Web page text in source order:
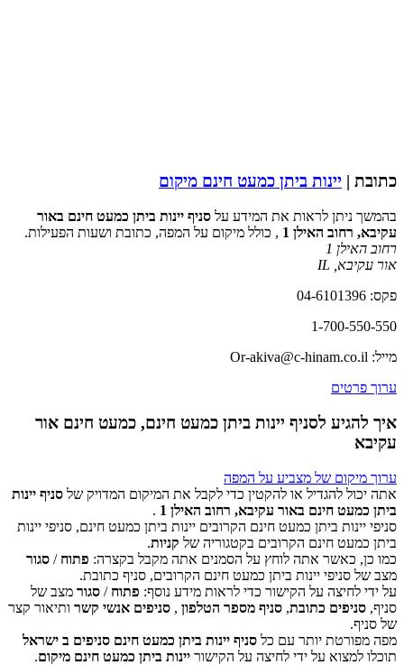
כתובת | יינות ביתן כמעט חינם מיקום
בהמשך ניתן לראות את המידע על סניף יינות ביתן כמעט חינם באור
עקיבא, רחוב האילן 1
, כולל מיקום על המפה, כתובת ושעות הפעילות.
רחוב האילן 1
אור עקיבא IL
פקס: 04-6101396
1-700-550-550
מייל: Or-akiva@c-hinam.co.il
ערוך פרטים
איך להגיע לסניף יינות ביתן כמעט חינם, כמעט חינם אור
עקיבא
‏דף זה לא יכול לטעון את מפות Google כראוי.
האם האתר הזה בבעלותך? אישור
ערוך מיקום של מצביע על המפה
אתה יכול להגדיל או להקטין כדי לקבל את המיקום המדויק של סניף יינות
ביתן כמעט חינם באור עקיבא, רחוב האילן 1
.
סניפי יינות ביתן כמעט חינם הקרובים יינות ביתן כמעט חינם, סניפי יינות
ביתן כמעט חינם הקרובים בקטגוריה של קניות.
כמו כן, כאשר אתה לוחץ על הסמנים אתה מקבל בקצרה: פתוח / סגור
מצב של סניפי יינות ביתן כמעט חינם הקרובים, סניף כתובת.
על ידי לחיצה על הקישור כדי לראות מידע נוסף: פתוח / סגור מצב של
סניף, סניפים כתובת, סניף מספר הטלפון , סניפים אנשי קשר ותיאור קצר
של סניף.
מפה מפורטת יותר עם כל סניף יינות ביתן כמעט חינם סניפים ב ישראל
תוכלו למצוא על ידי לחיצה על הקישור יינות ביתן כמעט חינם מיקום.